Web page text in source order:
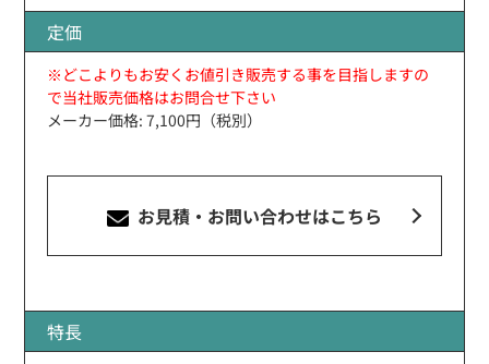
定価
※どこよりもお安くお値引き販売する事を目指しますの
で当社販売価格はお問合せ下さい
メーカー価格: 7,100円（税別）
お見積・お問い合わせはこちら
特長